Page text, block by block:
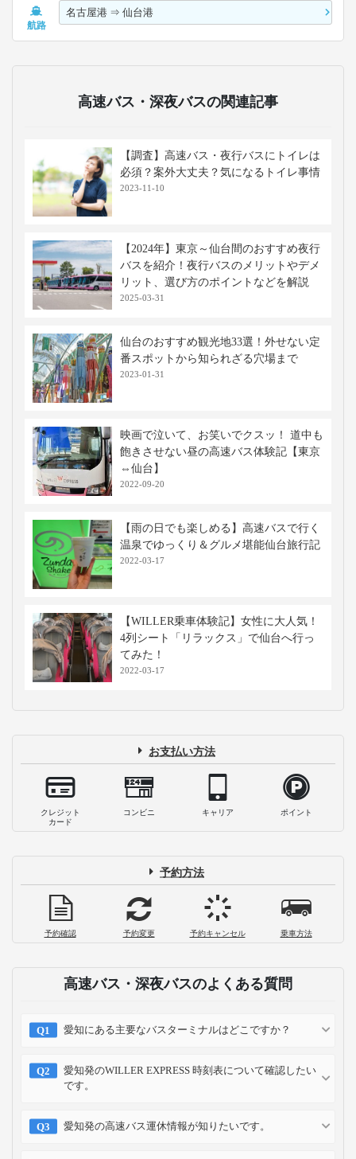
航路
名古屋港 ⇒仙台港
高速バス・深夜バスの関連記事
【調査】高速バス・夜行バスにトイレは
必須？案外大丈夫？気になるトイレ事情
2023-11-10
【2024年】東京～仙台間のおすすめ夜行
バスを紹介！夜行バスのメリットやデメ
リット、選び方のポイントなどを解説
2025-03-31
仙台のおすすめ観光地33選！外せない定
番スポットから知られざる穴場まで
2023-01-31
映画で泣いて、お笑いでクスッ！ 道中も
飽きさせない昼の高速バス体験記【東京
⇔仙台】
2022-09-20
【雨の日でも楽しめる】高速バスで行く
温泉でゆっくり＆グルメ堪能仙台旅行記
2022-03-17
【WILLER乗車体験記】女性に大人気！
4列シート「リラックス」で仙台へ行っ
てみた！
2022-03-17
お支払い方法
クレジット
カード
コンビニ キャリア ポイント
予約方法
予約確認 予約変更 予約キャンセル 乗車方法
高速バス・深夜バスのよくある質問
愛知にある主要なバスターミナルはどこですか？
愛知発のWILLER EXPRESS 時刻表について確認したい
です。
愛知発の高速バス運休情報が知りたいです。